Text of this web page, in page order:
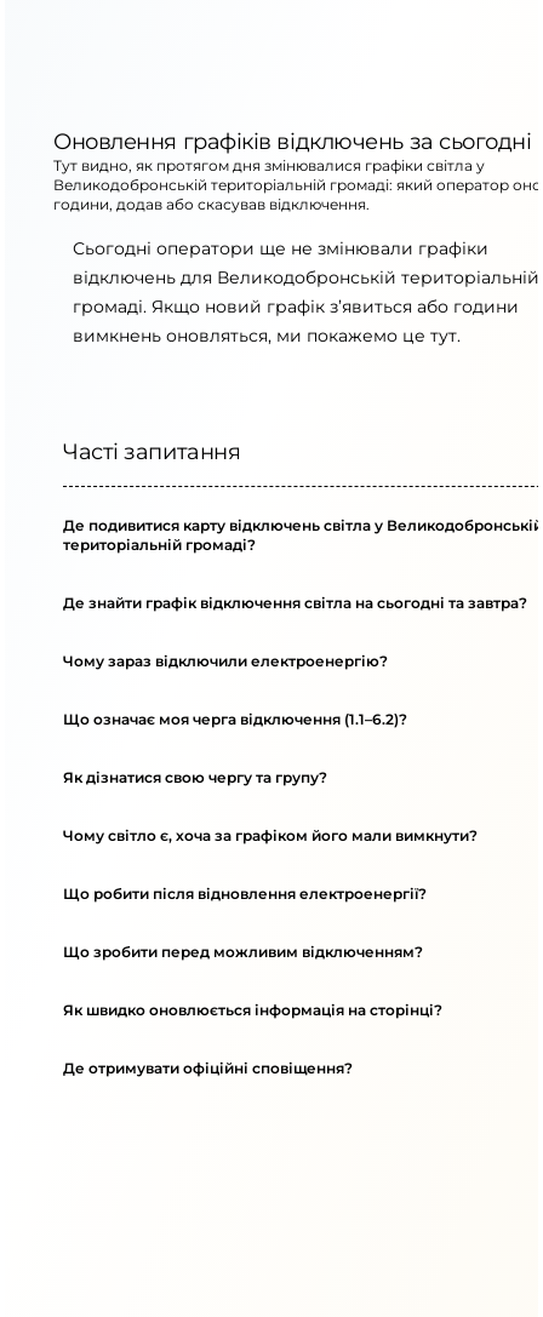
Оновлення графіків відключень за сьогодні
Тут видно, як протягом дня змінювалися графіки світла у
Великодобронській територіальній громаді: який оператор
години, додав або скасував відключення.
Сьогодні оператори ще не змінювали графіки
відключень для Великодобронській територіальній
громаді. Якщо новий графік з’явиться або години
вимкнень оновляться, ми покажемо це тут.
Часті запитання
Де подивитися карту відключень світла у Великодобронській
територіальній громаді?
Де знайти графік відключення світла на сьогодні та завтра?
Чому зараз відключили електроенергію?
Що означає моя черга відключення (1.1–6.2)?
Як дізнатися свою чергу та групу?
Чому світло є, хоча за графіком його мали вимкнути?
Що робити після відновлення електроенергії?
Що зробити перед можливим відключенням?
Як швидко оновлюється інформація на сторінці?
Де отримувати офіційні сповіщення?